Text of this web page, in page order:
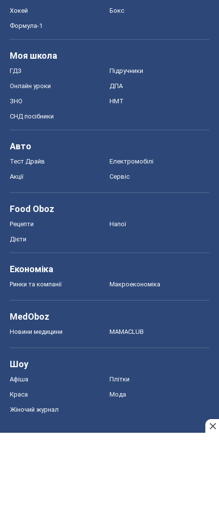
Хокей Бокс
Формула-1
Моя школа
ГДЗ Підручники
Онлайн уроки ДПА
ЗНО НМТ
СНД посібники
Авто
Тест Драйв Електромобілі
Акції Сервіс
Food Oboz
Рецепти Напої
Дієти
Економіка
Ринки та компанії Макроекономіка
MedOboz
Новини медицини MAMACLUB
Шоу
Афіша Плітки
Краса Мода
Жіночий журнал